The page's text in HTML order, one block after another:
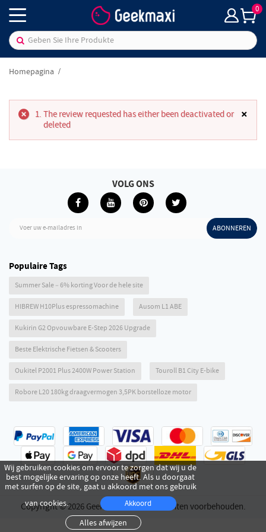
0
Homepagina
×
The review requested has either been deactivated or
deleted
Voer uw e-mailadres in ABONNEREN
VOLG ONS
Wij gebruiken cookies om ervoor te zorgen dat wij u de
best mogelijke ervaring op onze heeft. Als u doorgaat
met surfen op de site, gaat u akkoord met ons gebruik
van cookies.
Akkoord
Alles afwijzen
Populaire Tags
Summer Sale – 6% korting Voor de hele site
HIBREW H10Plus espressomachine Ausom L1 ABE
Kukirin G2 Opvouwbare E-Step 2026 Upgrade
Beste Elektrische Fietsen & Scooters
Oukitel P2001 Plus 2400W Power Station Touroll B1 City E-bike
Robore L20 180kg draagvermogen 3,5PK borstelloze motor
Copyright © 2026 Geekmaxi.com. alle rechten voorbehouden.